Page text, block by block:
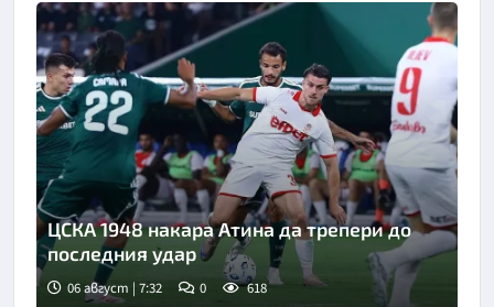
ЦСКА 1948 накара Атина да трепери до
последния удар
06 август | 7:32 0 618